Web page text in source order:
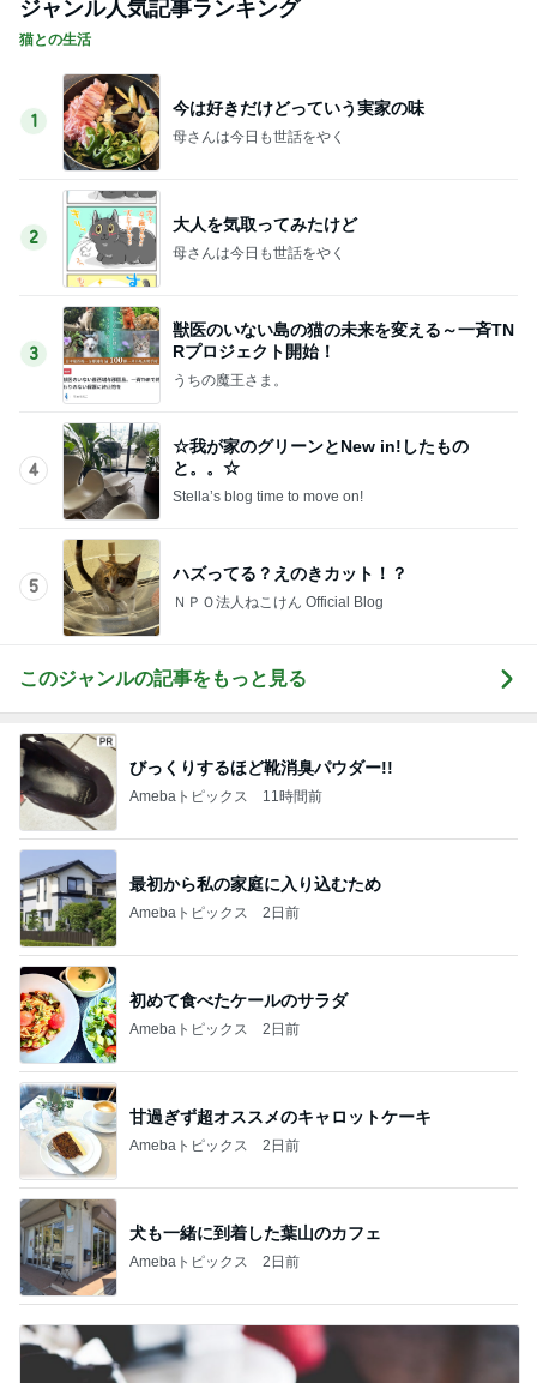
ジャンル人気記事ランキング
猫との生活
1
今は好きだけどっていう実家の味
母さんは今日も世話をやく
2
大人を気取ってみたけど
母さんは今日も世話をやく
3
獣医のいない島の猫の未来を変える～一斉TN
Rプロジェクト開始！
うちの魔王さま。
4
☆我が家のグリーンとNew in!したもの
と。。☆
Stella’s blog time to move on!
5
ハズってる？えのきカット！？
ＮＰＯ法人ねこけん Official Blog
このジャンルの記事をもっと見る
びっくりするほど靴消臭パウダー!!
Amebaトピックス 11時間前
最初から私の家庭に入り込むため
Amebaトピックス 2日前
初めて食べたケールのサラダ
Amebaトピックス 2日前
甘過ぎず超オススメのキャロットケーキ
Amebaトピックス 2日前
犬も一緒に到着した葉山のカフェ
Amebaトピックス 2日前